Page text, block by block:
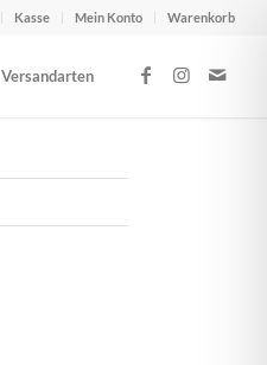
Kasse Mein Konto Warenkorb
Versandarten